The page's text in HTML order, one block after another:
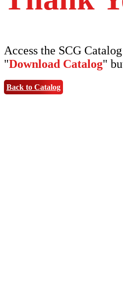
Access the SCG
"Download Catalog"
Back to Catalog